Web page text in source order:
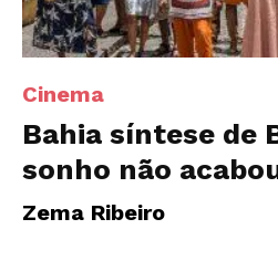
Cinema
Bahia síntese de
sonho não
Zema Ribeiro